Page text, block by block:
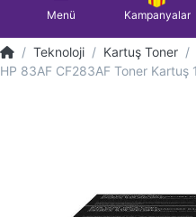
Menü Kampanyalar
Teknoloji Kartuş Toner
HP 83AF CF283AF Toner